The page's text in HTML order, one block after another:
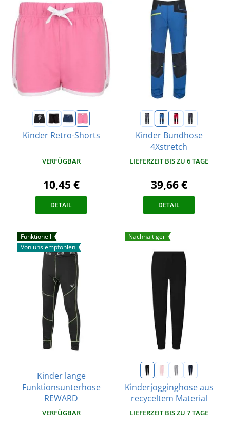
Kinder Retro-Shorts
VERFÜGBAR
10,45 €
DETAIL
Kinder Bundhose
4Xstretch
LIEFERZEIT BIS ZU 6 TAGE
39,66 €
DETAIL
Funktionell
Von uns empfohlen
Kinder lange
Funktionsunterhose
REWARD
VERFÜGBAR
Nachhaltiger
Kinderjogginghose aus
recyceltem Material
LIEFERZEIT BIS ZU 7 TAGE